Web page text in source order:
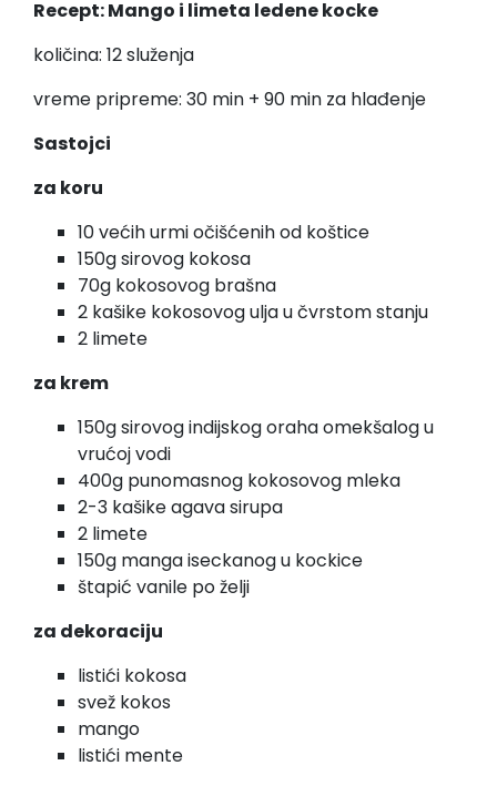
Recept: Mango i limeta ledene kocke
količina: 12 služenja
vreme pripreme: 30 min + 90 min za hlađenje
Sastojci
za koru
10 većih urmi očišćenih od koštice
150g sirovog kokosa
70g kokosovog brašna
2 kašike kokosovog ulja u čvrstom stanju
2 limete
za krem
150g sirovog indijskog oraha omekšalog u
vrućoj vodi
400g punomasnog kokosovog mleka
2-3 kašike agava sirupa
2 limete
150g manga iseckanog u kockice
štapić vanile po želji
za dekoraciju
listići kokosa
svež kokos
mango
listići mente